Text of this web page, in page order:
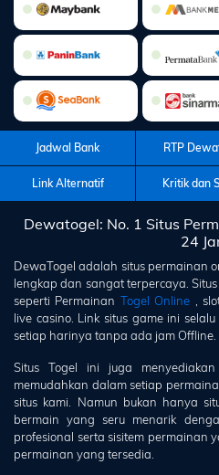
Jadwal Bank RTP
Link Alternatif Kritik dan
Dewatogel: No. 1 Situs
24
DewaTogel adalah situs permainan
lengkap dan sangat terpercaya.
seperti Permainan Togel Online ,
live casino. Link situs game ini
setiap harinya tanpa ada jam Offline.
Situs Togel ini juga
memudahkan dalam setiap
situs kami. Namun bukan hanya
bermain yang seru menarik
profesional serta sisitem permainan
permainan yang tersedia.